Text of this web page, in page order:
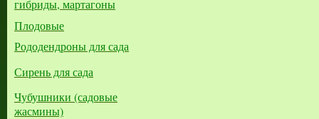
гибриды, мартагоны
Плодовые
Рододендроны для сада
Сирень для сада
Чубушники (садовые
жасмины)